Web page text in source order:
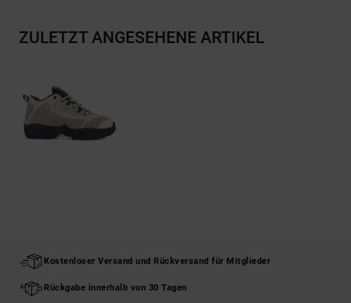
ZULETZT ANGESEHENE ARTIKEL
Kostenloser Versand und Rückversand für Mitglieder
Rückgabe innerhalb von 30 Tagen